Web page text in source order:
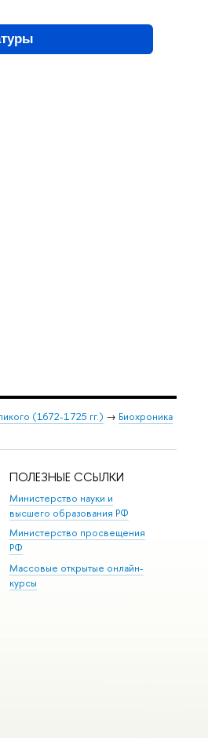
(1672-1725 гг.) → Биохроника
ПОЛЕЗНЫЕ ССЫЛКИ
Министерство науки и
высшего образования РФ
Министерство просвещения
РФ
Массовые открытые онлайн-
курсы